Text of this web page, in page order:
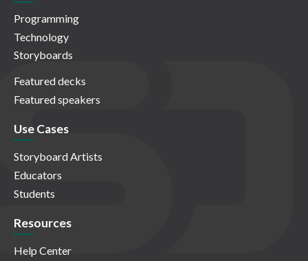
Programming
Technology
Storyboards
Featured decks
Featured speakers
Use Cases
Storyboard Artists
Educators
Students
Resources
Help Center